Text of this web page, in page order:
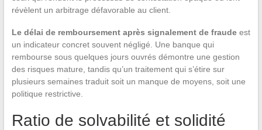
révèlent un arbitrage défavorable au client.
Le délai de remboursement après signalement de fraudeest
un indicateur concret souvent négligé. Une banque qui
rembourse sous quelques jours ouvrés démontre une gestion
des risques mature, tandis qu’un traitement qui s’étire sur
plusieurs semaines traduit soit un manque de moyens, soit une
politique restrictive.
Ratio de solvabilité et solidité